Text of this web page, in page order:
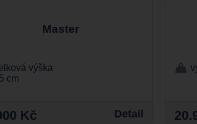
Master
výška
cm
Kč Detail